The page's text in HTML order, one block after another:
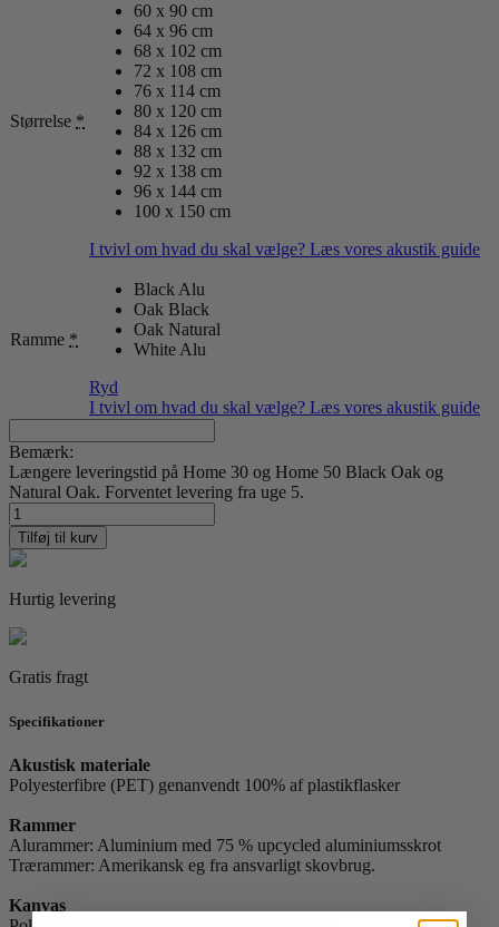
Størrelse *
60 x 90 cm
64 x 96 cm
68 x 102 cm
72 x 108 cm
76 x 114 cm
80 x 120 cm
84 x 126 cm
88 x 132 cm
92 x 138 cm
96 x 144 cm
100 x 150 cm
I tvivl om hvad du skal vælge? Læs vores akustik guide
Ramme *
Black Alu
Oak Black
Oak Natural
White Alu
Ryd
I tvivl om hvad du skal vælge? Læs vores akustik guide
Bemærk:
Længere leveringstid på Home 30 og Home 50 Black Oak og
Natural Oak. Forventet levering fra uge 5.
Sebrina
Baustier
03
antal
Tilføj til kurv
Hurtig levering
Gratis fragt
Specifikationer
Akustisk materiale
Polyesterfibre (PET) genanvendt 100% af plastikflasker
Rammer
Alurammer: Aluminium med 75 % upcycled aluminiumsskrot
Trærammer: Amerikansk eg fra ansvarligt skovbrug.
Kanvas